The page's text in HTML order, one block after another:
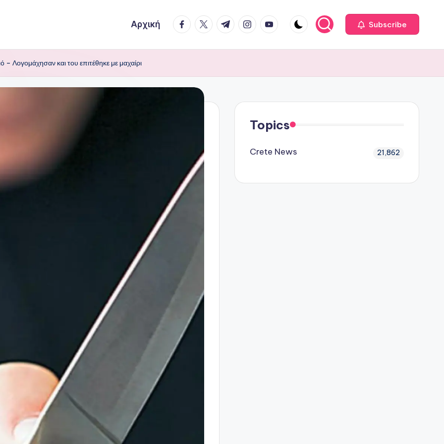
Αρχική facebook.com
twitter.com
t.me instagram.com
youtube.com Subscribe
– Λογομάχησαν και του επιτέθηκε με μαχαίρι
Topics
Crete News 21,862